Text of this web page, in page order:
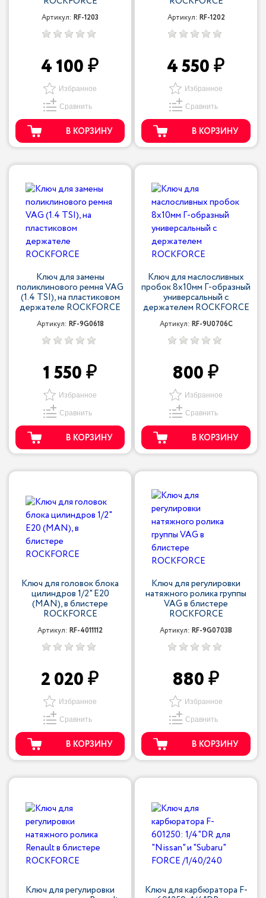
Артикул: RF-1203
4 100
Избранное
Сравнить
В КОРЗИНУ
Артикул: RF-1202
4 550
Избранное
Сравнить
В КОРЗИНУ
Ключ для замены
поликлинового ремня VAG
(1.4 TSI), на пластиковом
держателе ROCKFORCE
Артикул: RF-9G0618
1 550
Избранное
Сравнить
В КОРЗИНУ
Ключ для маслосливных
пробок 8х10мм Г-образный
универсальный с
держателем ROCKFORCE
Артикул: RF-9U0706C
800
Избранное
Сравнить
В КОРЗИНУ
Ключ для головок блока
цилиндров 1/2" E20
(MAN), в блистере
ROCKFORCE
Артикул: RF-4011112
2 020
Избранное
Сравнить
В КОРЗИНУ
Ключ для регулировки
натяжного ролика группы
VAG в блистере
ROCKFORCE
Артикул: RF-9G0703B
880
Избранное
Сравнить
В КОРЗИНУ
Ключ для регулировки Ключ для карбюратора F-